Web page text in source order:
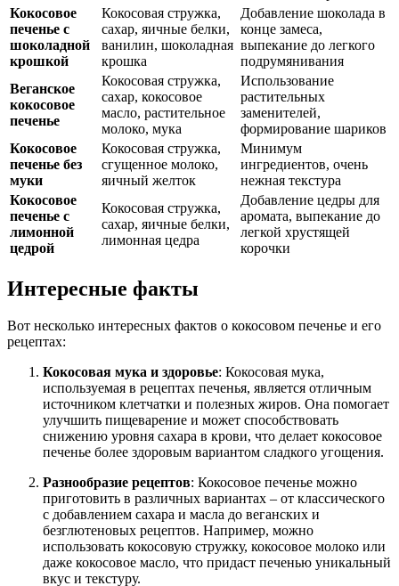
Кокосовое
печенье с
шоколадной
крошкой
Кокосовая стружка,
сахар, яичные белки,
ванилин, шоколадная
крошка
Добавление шоколада в
конце замеса,
выпекание до легкого
подрумянивания
Веганское
кокосовое
печенье
Кокосовая стружка,
сахар, кокосовое
масло, растительное
молоко, мука
Использование
растительных
заменителей,
формирование шариков
Кокосовое
печенье без
муки
Кокосовая стружка,
сгущенное молоко,
яичный желток
Минимум
ингредиентов, очень
нежная текстура
Кокосовое
печенье с
лимонной
цедрой
Кокосовая стружка,
сахар, яичные белки,
лимонная цедра
Добавление цедры для
аромата, выпекание до
легкой хрустящей
корочки
Интересные факты
Вот несколько интересных фактов о кокосовом печенье и его
рецептах:
Кокосовая мука и здоровье: Кокосовая мука,
используемая в рецептах печенья, является отличным
источником клетчатки и полезных жиров. Она помогает
улучшить пищеварение и может способствовать
снижению уровня сахара в крови, что делает кокосовое
печенье более здоровым вариантом сладкого угощения.
Разнообразие рецептов: Кокосовое печенье можно
приготовить в различных вариантах – от классического
с добавлением сахара и масла до веганских и
безглютеновых рецептов. Например, можно
использовать кокосовую стружку, кокосовое молоко или
даже кокосовое масло, что придаст печенью уникальный
вкус и текстуру.